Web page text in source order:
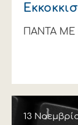
ΠΑΝΤΑ
13